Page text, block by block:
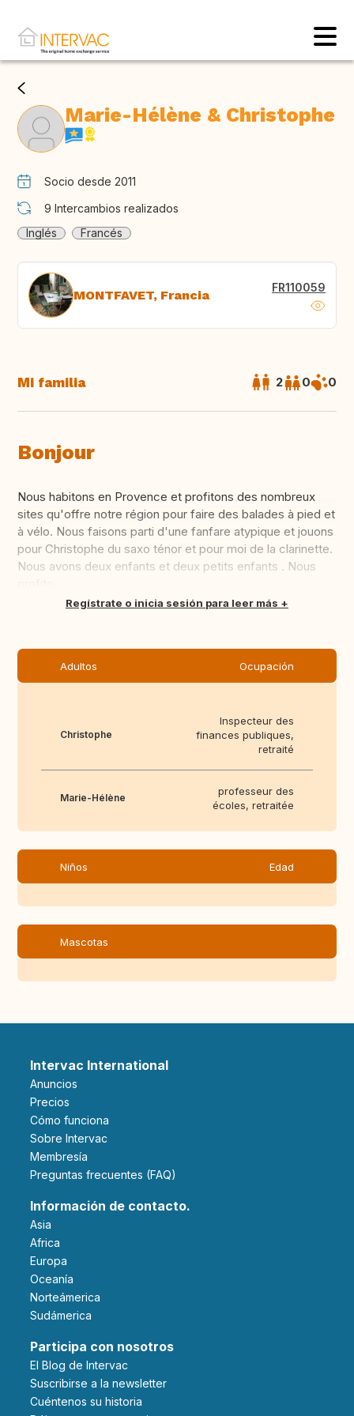
Marie-Hélène & Christophe
Socio desde 2011
9 Intercambios realizados
Inglés
Francés
MONTFAVET, Francia FR110059
Mi familia 2 0 0
Bonjour
Nous habitons en Provence et profitons des nombreux
sites qu'offre notre région pour faire des balades à pied et
à vélo. Nous faisons parti d'une fanfare atypique et jouons
pour Christophe du saxo ténor et pour moi de la clarinette.
Nous avons deux enfants et deux petits enfants . Nous
TraducirRegístrate o inicia sesión para leer más
Adultos Ocupación
Christophe
Inspecteur des
finances publiques,
retraité
Marie-Hélène
professeur des
écoles, retraitée
Niños Edad
Mascotas
Intervac International
Anuncios
Precios
Cómo funciona
Sobre Intervac
Membresía
Preguntas frecuentes (FAQ)
Información de contacto.
Asia
Africa
Europa
Oceanía
Norteámerica
Sudámerica
Participa con nosotros
El Blog de Intervac
Suscribirse a la newsletter
Cuéntenos su historia